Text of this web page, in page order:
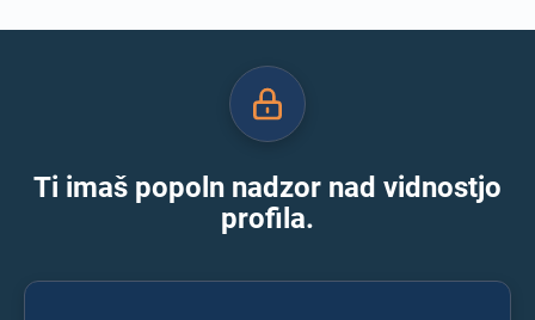
Ti imaš popoln nadzor nad vidnostjo
profila.